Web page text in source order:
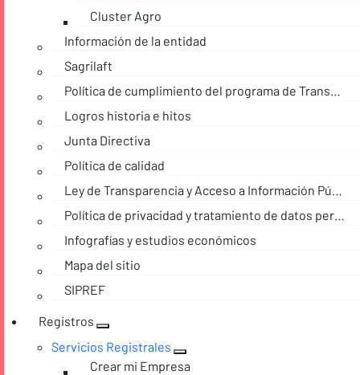
Cluster Agro
Información de la entidad
Sagrilaft
Política de cumplimiento del programa de Transparencia y Ética empresarial
Logros historia e hitos
Junta Directiva
Política de calidad
Ley de Transparencia y Acceso a Información Pública
Política de privacidad y tratamiento de datos personales
Infografías y estudios económicos
Mapa del sitio
SIPREF
Registros
Servicios Registrales
Crear mi Empresa